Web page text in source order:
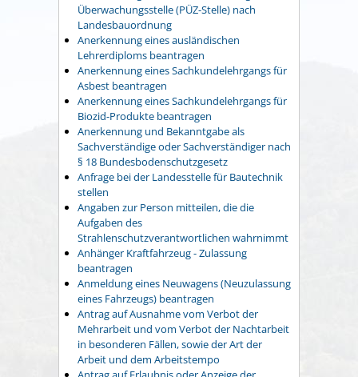
Überwachungsstelle (PÜZ-Stelle) nach
Landesbauordnung
Anerkennung eines ausländischen
Lehrerdiploms beantragen
Anerkennung eines Sachkundelehrgangs für
Asbest beantragen
Anerkennung eines Sachkundelehrgangs für
Biozid-Produkte beantragen
Anerkennung und Bekanntgabe als
Sachverständige oder Sachverständiger nach
§ 18 Bundesbodenschutzgesetz
Anfrage bei der Landesstelle für Bautechnik
stellen
Angaben zur Person mitteilen, die die
Aufgaben des
Strahlenschutzverantwortlichen wahrnimmt
Anhänger Kraftfahrzeug - Zulassung
beantragen
Anmeldung eines Neuwagens (Neuzulassung
eines Fahrzeugs) beantragen
Antrag auf Ausnahme vom Verbot der
Mehrarbeit und vom Verbot der Nachtarbeit
in besonderen Fällen, sowie der Art der
Arbeit und dem Arbeitstempo